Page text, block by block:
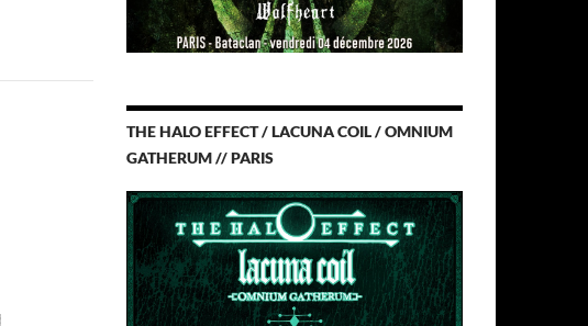
THE HALO EFFECT / LACUNA COIL / OMNIUM
GATHERUM // PARIS